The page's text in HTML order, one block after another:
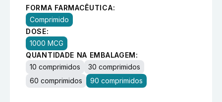
FORMA FARMACÊUTICA:
Comprimido
DOSE:
1000 MCG
QUANTIDADE NA EMBALAGEM:
10 comprimidos
30 comprimidos
60 comprimidos
90 comprimidos